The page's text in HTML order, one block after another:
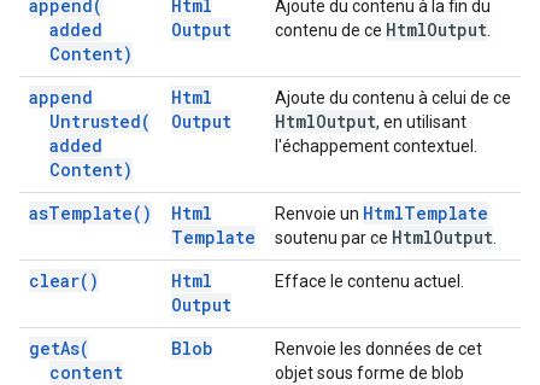
append(
added
Content)
Html
Output
Ajoute du contenu à la fin du
contenu de ce HtmlOutput
append
Untrusted(
added
Content)
Html
Output
Ajoute du contenu à celui de ce
HtmlOutput, en utilisant
l'échappement contextuel.
asTemplate( )
Html
Template
Renvoie un HtmlTemplate
soutenu par ce HtmlOutput
clear( )
Html
Output
Efface le contenu actuel.
getAs(
content
Blob
Renvoie les données de cet
objet sous forme de blob